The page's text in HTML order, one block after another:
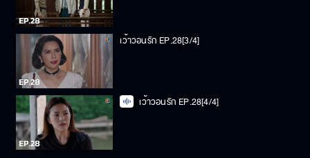
เว้าวอนรัก EP.28[3/4]
เว้าวอนรัก EP.28[4/4]